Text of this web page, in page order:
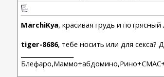
MarchiKya, красивая грудь и потрясный
tiger-8686, тебе носить или для секса?